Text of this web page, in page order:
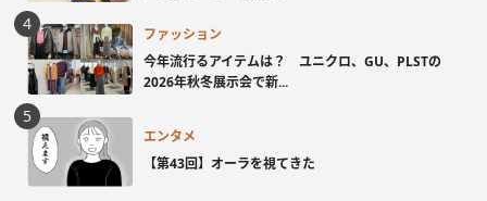
ファッション
今年流行るアイテムは？ ユニクロ、GU、PLSTの
2026年秋冬展示会で新...
エンタメ
【第43回】オーラを視てきた